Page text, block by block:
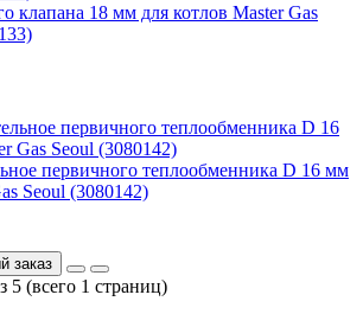
клапана 18 мм для котлов Master Gas
первичного теплообменника D 16 мм
Seoul (3080142)
заказ
5 (всего 1 страниц)